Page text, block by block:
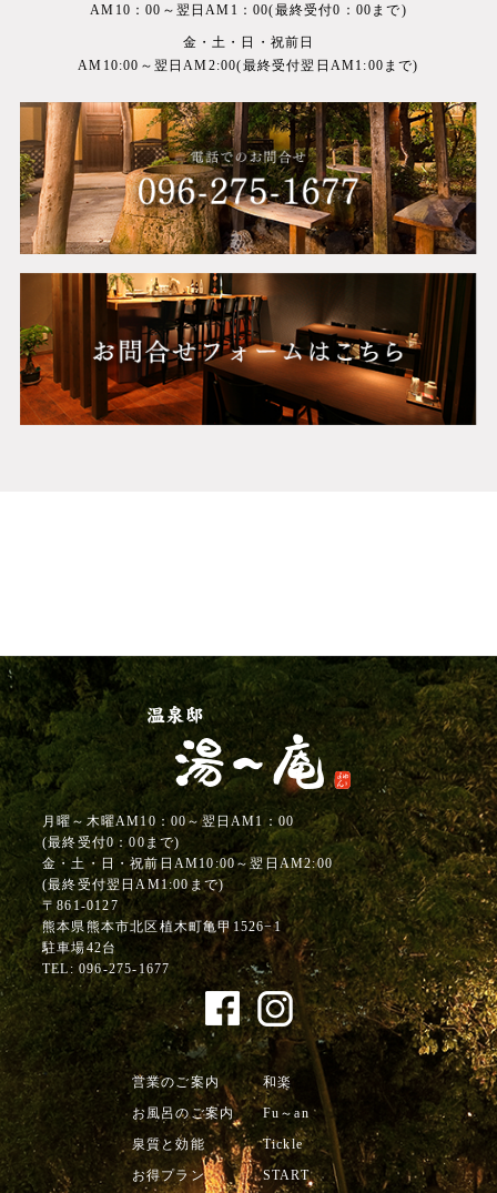
AM10：00～翌日AM1：00(最終受付0：00まで)
金・土・日・祝前日
AM10:00～翌日AM2:00(最終受付翌日AM1:00まで)
月曜～木曜AM10：00～翌日AM1：00
(最終受付0：00まで)
金・土・日・祝前日AM10:00～翌日AM2:00
(最終受付翌日AM1:00まで)
〒861-0127
熊本県熊本市北区植木町亀甲1526−1
駐車場42台
TEL: 096-275-1677
営業のご案内
お風呂のご案内
泉質と効能
お得プラン
和楽
Fu～an
Tickle
START